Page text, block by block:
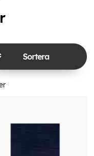
Sortera